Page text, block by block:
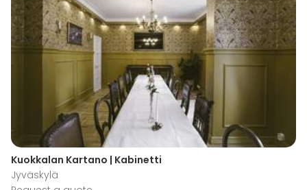
Kuokkalan Kartano | Kabinetti
Jyväskylä